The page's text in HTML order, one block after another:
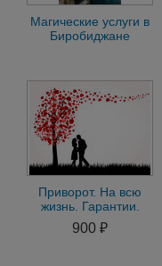
Магические услуги в
Биробиджане
Приворот. На всю
жизнь. Гарантии.
Отчёты. Результат не
заставит ждатьр
900 ₽